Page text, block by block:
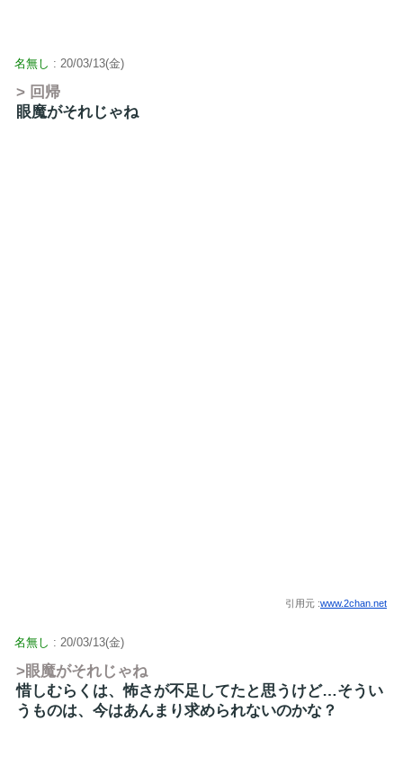
名無し : 20/03/13(金)
> 回帰
眼魔がそれじゃね
引用元 :www.2chan.net
名無し : 20/03/13(金)
>眼魔がそれじゃね
惜しむらくは、怖さが不足してたと思うけど…そうい
うものは、今はあんまり求められないのかな？